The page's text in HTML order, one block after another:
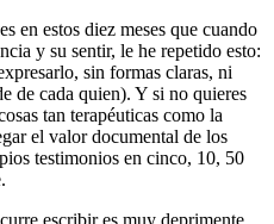
estos diez meses que cuando
y su sentir, le he repetido esto:
sin formas claras, ni
de cada quien). Y si no quieres
tan terapéuticas como la
el valor documental de los
testimonios en cinco, 10, 50
escribir es muy deprimente,